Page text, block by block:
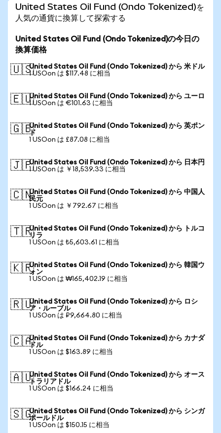
United States Oil Fund (Ondo Tokenized)を
人気の通貨に換算して探索する
United States Oil Fund (Ondo Tokenized)の今日の
換算価格
🇺🇸United States Oil Fund (Ondo Tokenized) から 米ドル
1 USOon は $117.48 に相当
🇪🇺United States Oil Fund (Ondo Tokenized) から ユーロ
1 USOon は €101.63 に相当
🇬🇧United States Oil Fund (Ondo Tokenized) から 英ポン
ド
1 USOon は £87.08 に相当
🇯🇵United States Oil Fund (Ondo Tokenized) から 日本円
1 USOon は ￥18,539.33 に相当
🇨🇳United States Oil Fund (Ondo Tokenized) から 中国人
民元
1 USOon は ￥792.67 に相当
🇹🇷United States Oil Fund (Ondo Tokenized) から トルコ
リラ
1 USOon は ₺5,603.61 に相当
🇰🇷United States Oil Fund (Ondo Tokenized) から 韓国ウ
ォン
1 USOon は ₩165,402.19 に相当
🇷🇺United States Oil Fund (Ondo Tokenized) から ロシ
ア・ルーブル
1 USOon は ₽9,664.80 に相当
🇨🇦United States Oil Fund (Ondo Tokenized) から カナダ
ドル
1 USOon は $163.89 に相当
🇦🇺United States Oil Fund (Ondo Tokenized) から オース
トラリアドル
1 USOon は $166.24 に相当
🇸🇬United States Oil Fund (Ondo Tokenized) から シンガ
ポールドル
1 USOon は $150.15 に相当